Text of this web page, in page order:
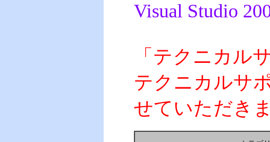
Visual Studio
「テクニカル
テクニカルサ
せていただき